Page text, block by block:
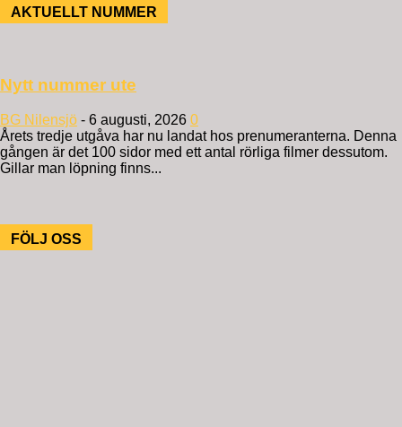
AKTUELLT NUMMER
Nytt nummer ute
BG Nilensjö - 6 augusti, 2026 0
Årets tredje utgåva har nu landat hos prenumeranterna. Denna
gången är det 100 sidor med ett antal rörliga filmer dessutom.
Gillar man löpning finns...
FÖLJ OSS